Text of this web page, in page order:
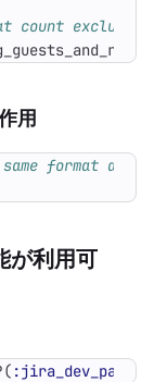
用
format
が利用可
(